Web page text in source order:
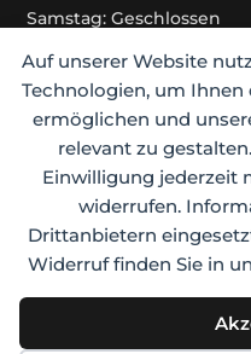
Auf unserer Website
Technologien, um
ermöglichen und
relevant zu
Einwilligung jederzeit
widerrufen.
Drittanbietern
Widerruf finden Sie in
Samstag: Geschlossen
Sonntag: Geschlossen
Feiertage: Geschlossen
Copyright 2023 –
GmbH. Alle Rechte
und Marken sind